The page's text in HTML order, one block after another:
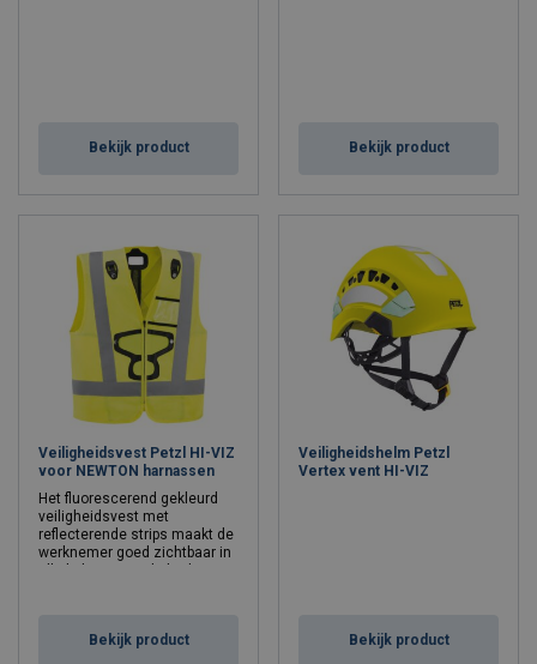
Bekijk product Bekijk product
Veiligheidsvest Petzl HI-VIZ
voor NEWTON harnassen
Het fluorescerend gekleurd
veiligheidsvest met
reflecterende strips maakt de
werknemer goed zichtbaar in
EASYFIT harnassen.
Bekijk product
Veiligheidshelm Petzl
Vertex vent HI-VIZ
Bekijk product